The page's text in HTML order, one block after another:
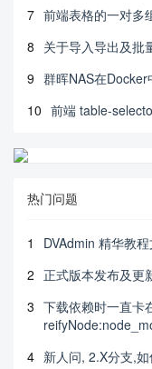
7 前端表格的一对多
8 关于导入导出及批
9 群晖NAS在
10 前端 table-
热门问题
1
DVAdmin 精华教
2 正式版本发布及更
3 下载依赖时一直卡
4 新人问, 2.X分支,